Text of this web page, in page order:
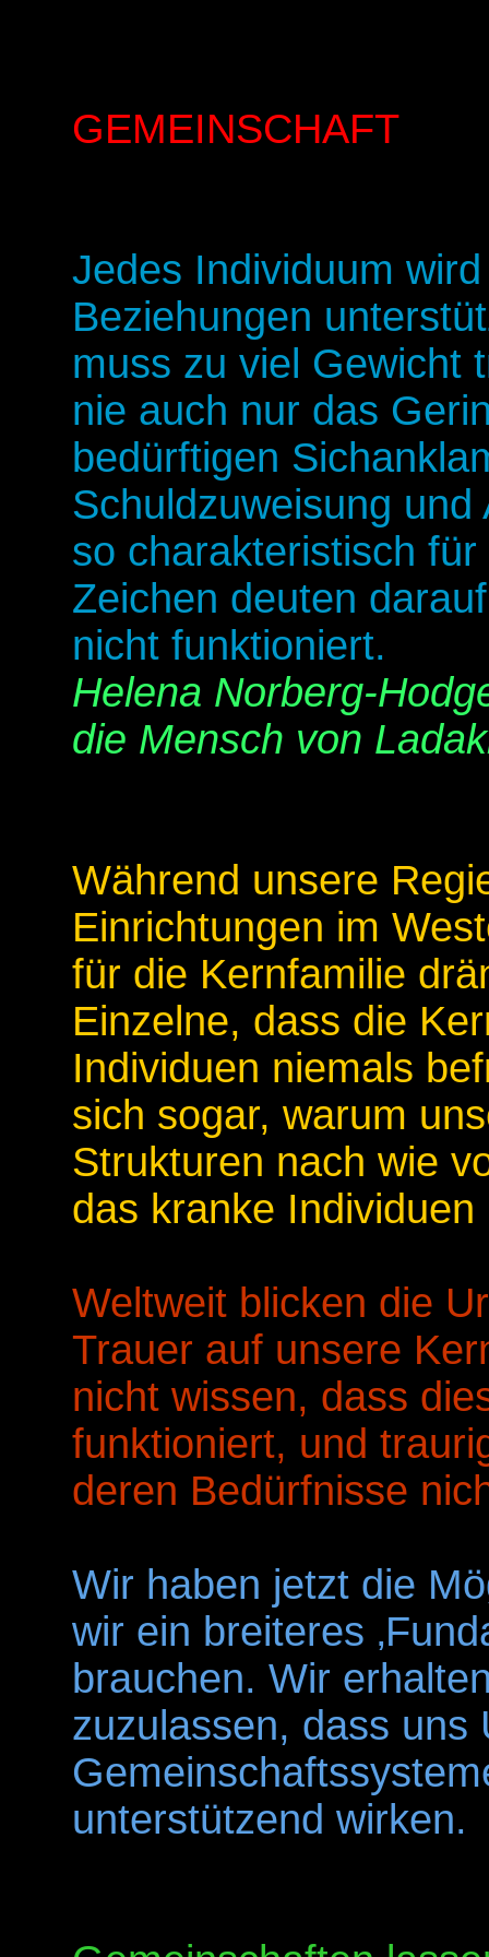
GEMEINSCHAFT
Jedes Individuum
Beziehungen
muss zu viel Gewicht
nie auch nur das
bedürftigen
Schuldzuweisung
so charakteristisch
Zeichen deuten
nicht funktioniert.
Helena Norberg-
die Mensch von
Während unsere
Einrichtungen im
für die Kernfamilie
Einzelne, dass die
Individuen niemals
sich sogar, warum
Strukturen nach wie
das kranke
Weltweit blicken die
Trauer auf unsere
nicht wissen, dass
funktioniert, und
deren Bedürfnisse
Wir haben jetzt die
wir ein breiteres
brauchen. Wir
zuzulassen, dass uns
unterstützend wirken.